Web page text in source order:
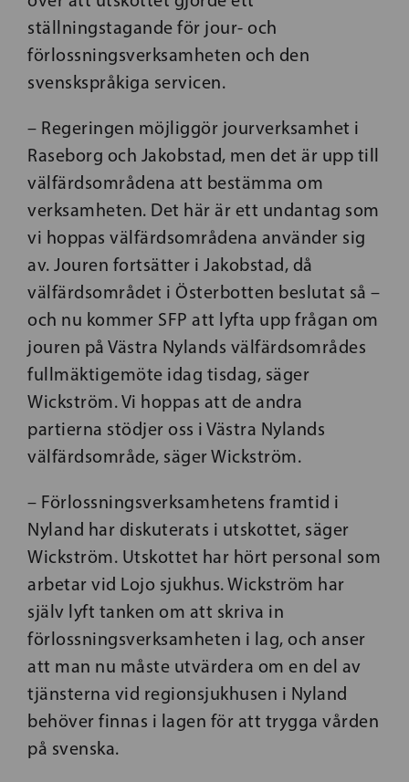
ställningstagande för jour- och
förlossningsverksamheten och den
svenskspråkiga servicen.
– Regeringen möjliggör jourverksamhet i
Raseborg och Jakobstad, men det är upp till
välfärdsområdena att bestämma om
verksamheten. Det här är ett undantag som
vi hoppas välfärdsområdena använder sig
av. Jouren fortsätter i Jakobstad, då
välfärdsområdet i Österbotten beslutat så –
och nu kommer SFP att lyfta upp frågan om
jouren på Västra Nylands välfärdsområdes
fullmäktigemöte idag tisdag, säger
Wickström. Vi hoppas att de andra
partierna stödjer oss i Västra Nylands
välfärdsområde, säger Wickström.
– Förlossningsverksamhetens framtid i
Nyland har diskuterats i utskottet, säger
Wickström. Utskottet har hört personal som
arbetar vid Lojo sjukhus. Wickström har
själv lyft tanken om att skriva in
förlossningsverksamheten i lag, och anser
att man nu måste utvärdera om en del av
tjänsterna vid regionsjukhusen i Nyland
behöver finnas i lagen för att trygga vården
på svenska.